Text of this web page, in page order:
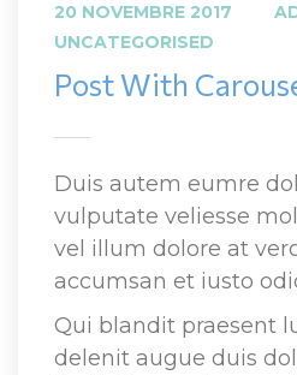
20 NOVEMBRE 2017
UNCATEGORISED
Post With
Duis autem eumre
vulputate veliesse
vel illum dolore at
accumsan et iusto
Qui blandit praesent
delenit augue duis